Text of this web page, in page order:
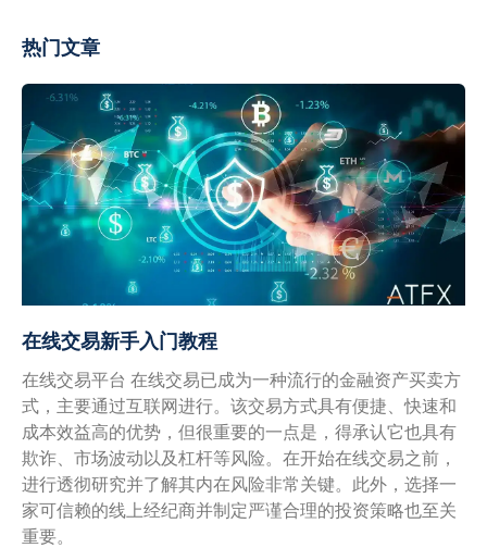
热门文章
在线交易新手入门教程
在线交易平台 在线交易已成为一种流行的金融资产买卖方
式，主要通过互联网进行。该交易方式具有便捷、快速和
成本效益高的优势，但很重要的一点是，得承认它也具有
欺诈、市场波动以及杠杆等风险。在开始在线交易之前，
进行透彻研究并了解其内在风险非常关键。此外，选择一
家可信赖的线上经纪商并制定严谨合理的投资策略也至关
重要。